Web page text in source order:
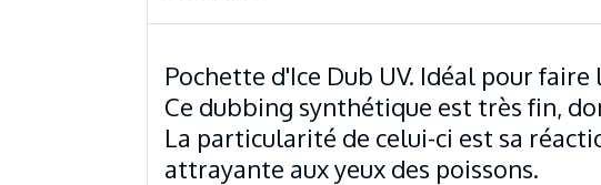
Pochette d'Ice Dub UV. Idéal pour
Ce dubbing synthétique est très fin,
La particularité de celui-ci est sa
attrayante aux yeux des poissons.